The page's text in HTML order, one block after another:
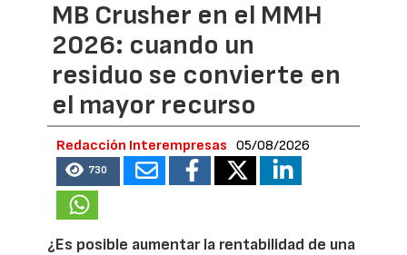
MB Crusher en el MMH
2026: cuando un
residuo se convierte en
el mayor recurso
Redacción Interempresas 05/08/2026
730
¿Es posible aumentar la rentabilidad de una